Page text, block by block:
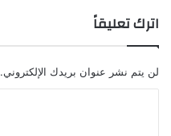
اترك تعليقاً
لن يتم نشر عنوان بريدك الإلكتروني.